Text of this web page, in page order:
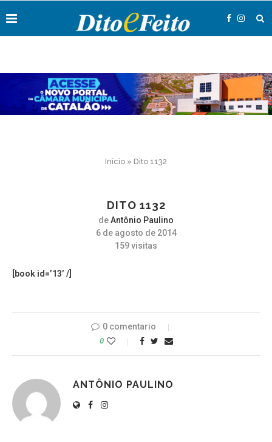
Início » Dito 1132
DITO 1132
deAntônio Paulino
6 de agosto de 2014
159visitas
[book id=’13’ /]
0 comentario
0
ANTÔNIO PAULINO